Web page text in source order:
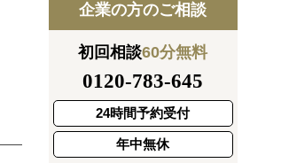
企業の方のご相談
初回相談60分無料
0120-783-645
24時間予約受付
年中無休